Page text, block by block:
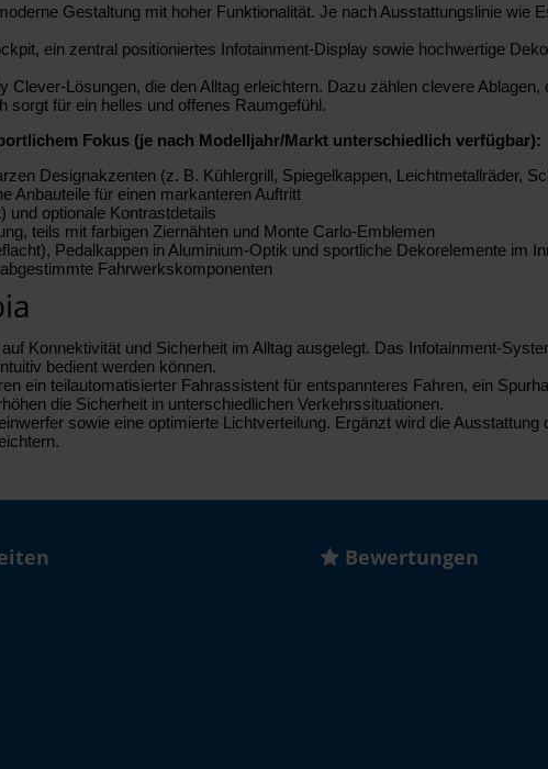
Gestaltung mit hoher Funktionalität. Je nach Ausstattungslinie wie
ein zentral positioniertes Infotainment-Display sowie hochwertige
Lösungen, die den Alltag erleichtern. Dazu zählen clevere
sorgt für ein helles und offenes Raumgefühl.
Fokus (je nach Modelljahr/Markt unterschiedlich verfügbar):
Designakzenten (z. B. Kühlergrill, Spiegelkappen, Leichtmetallräder,
Anbauteile für einen markanteren Auftritt
und optionale Kontrastdetails
teils mit farbigen Ziernähten und Monte Carlo-Emblemen
Pedalkappen in Aluminium-Optik und sportliche Dekorelemente im
Fahrwerkskomponenten
Konnektivität und Sicherheit im Alltag ausgelegt. Das Infotainment-
bedient werden können.
ein teilautomatisierter Fahrassistent für entspannteres Fahren, ein
die Sicherheit in unterschiedlichen Verkehrssituationen.
sowie eine optimierte Lichtverteilung. Ergänzt wird die
Bewertungen